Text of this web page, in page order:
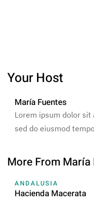
Your Host
María Fuentes
Lorem ipsum dolor
sed do eiusmod
More From María
ANDALUSIA
Hacienda Macerata